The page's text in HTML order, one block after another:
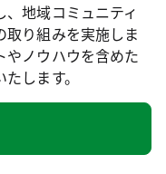
地域コミュニティ
り組みを実施しま
やノウハウを含めた
します。